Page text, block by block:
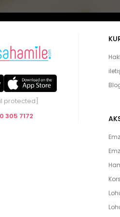
protected]
305 7172